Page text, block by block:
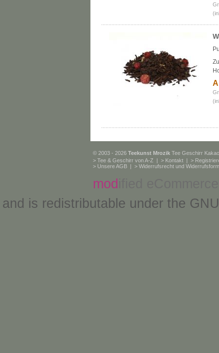
© 2003 - 2026 Teekunst Mrozik Tee Geschirr
> Tee & Geschirr von A-Z | > Kontakt | >
> Unsere AGB | > Widerrufsrecht und
mod
and is redistributable under the